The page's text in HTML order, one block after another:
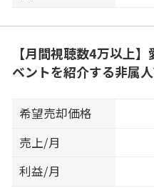
【月間視聴数4万以上
ベントを紹介する非属
希望売却価格
売上/月
利益/月